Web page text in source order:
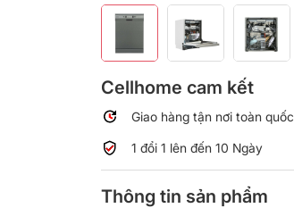
Cellhome cam kết
Giao hàng tận nơi toàn quốc
1 đổi 1 lên đến 10 Ngày
Thông tin sản phẩm